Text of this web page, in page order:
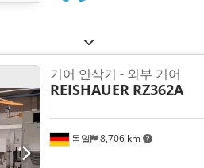
독일 8,706 km
기어 연삭기 - 외부 기어
REISHAUER RZ362A